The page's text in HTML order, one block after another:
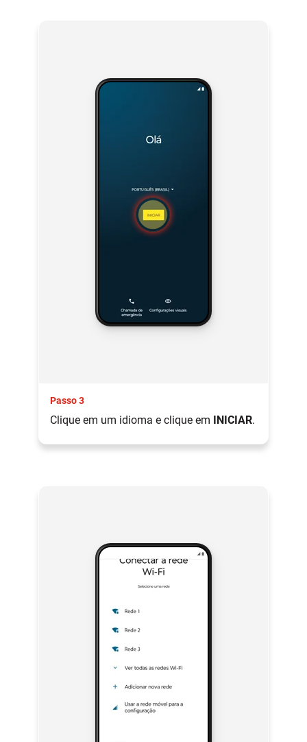
Passo 3
Clique em um idioma e clique em INICIAR.